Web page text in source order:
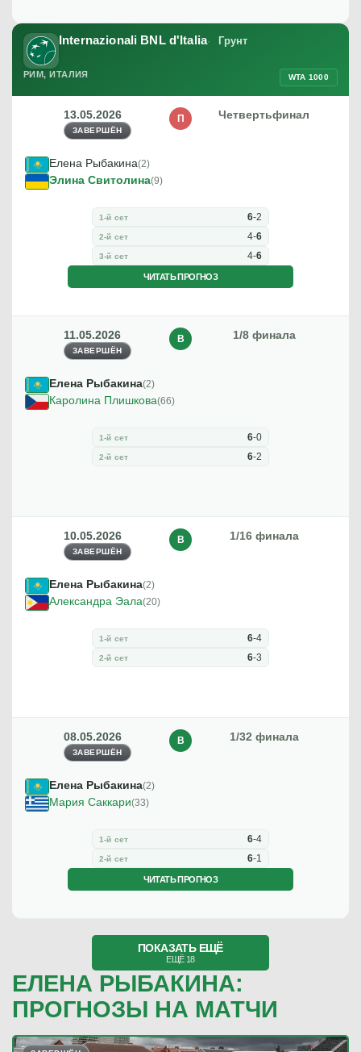
Internazionali BNL d'Italia Грунт
РИМ, ИТАЛИЯ WTA 1000
13.05.2026
ЗАВЕРШЁН
Четвертьфинал
П
Елена Рыбакина(2)
Элина Свитолина(9)
1-й сет 6-2
2-й сет 4-6
3-й сет 4-6
ЧИТАТЬ ПРОГНОЗ
11.05.2026
ЗАВЕРШЁН
1/8 финала
В
Елена Рыбакина(2)
Каролина Плишкова(66)
1-й сет 6-0
2-й сет 6-2
10.05.2026
ЗАВЕРШЁН
1/16 финала
В
Елена Рыбакина(2)
Александра Эала(20)
1-й сет 6-4
2-й сет 6-3
08.05.2026
ЗАВЕРШЁН
1/32 финала
В
Елена Рыбакина(2)
Мария Саккари(33)
1-й сет 6-4
2-й сет 6-1
ЧИТАТЬ ПРОГНОЗ
ПОКАЗАТЬ ЕЩЁ
ЕЩЁ 18
ЕЛЕНА РЫБАКИНА:
ПРОГНОЗЫ НА МАТЧИ